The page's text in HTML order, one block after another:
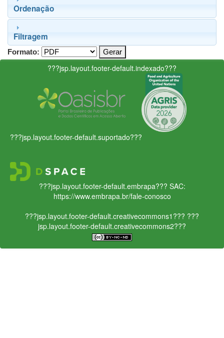
Ordenação
Filtragem
Formato:
???jsp.layout.footer-default.indexado???
???jsp.layout.footer-default.suportado???
???jsp.layout.footer-default.embrapa??? SAC:
https://www.embrapa.br/fale-conosco
???jsp.layout.footer-default.creativecommons1??? ???
jsp.layout.footer-default.creativecommons2???